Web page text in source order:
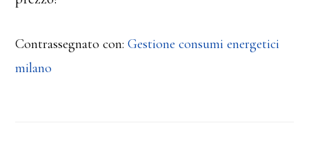
Contrassegnato con:Gestione consumi energetici
milano